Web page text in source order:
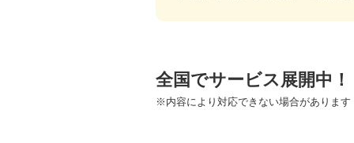
全国でサービス展開中！
※内容により対応できない場合があります